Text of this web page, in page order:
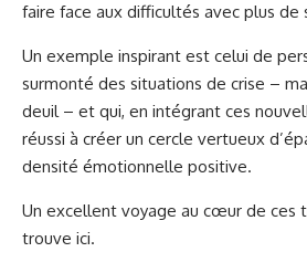
faire face aux difficultés avec plus de
Un exemple inspirant est celui de
surmonté des situations de crise –
deuil – et qui, en intégrant ces
réussi à créer un cercle vertueux
densité émotionnelle positive.
Un excellent voyage au cœur de ces
trouve ici.